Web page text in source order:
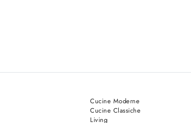
Cucine Moderne
Cucine Classiche
Living